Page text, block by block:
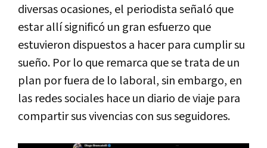
diversas ocasiones, el periodista señaló que
estar allí significó un gran esfuerzo que
estuvieron dispuestos a hacer para cumplir su
sueño. Por lo que remarca que se trata de un
plan por fuera de lo laboral, sin embargo, en
las redes sociales hace un diario de viaje para
compartir sus vivencias con sus seguidores.